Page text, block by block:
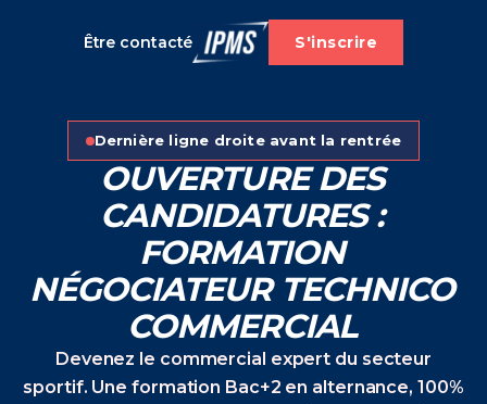
Être contacté S'inscrire
Dernière ligne droite avant la rentrée
OUVERTURE DES
CANDIDATURES :
FORMATION
NÉGOCIATEUR TECHNICO
COMMERCIAL
Devenez le commercial expert du secteur
sportif. Une formation Bac+2 en alternance, 100%